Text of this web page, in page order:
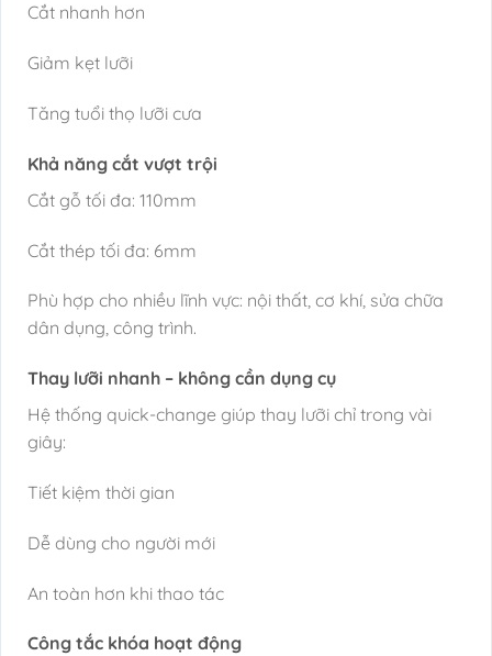
Cắt nhanh hơn
Giảm kẹt lưỡi
Tăng tuổi thọ lưỡi cưa
Khả năng cắt vượt trội
Cắt gỗ tối đa: 110mm
Cắt thép tối đa: 6mm
Phù hợp cho nhiều lĩnh vực: nội thất, cơ khí, sửa chữa
dân dụng, công trình.
Thay lưỡi nhanh – không cần dụng cụ
Hệ thống quick-change giúp thay lưỡi chỉ trong vài
giây:
Tiết kiệm thời gian
Dễ dùng cho người mới
An toàn hơn khi thao tác
Công tắc khóa hoạt động